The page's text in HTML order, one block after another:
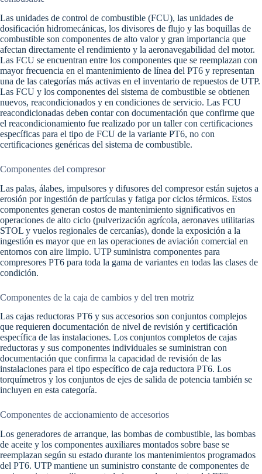
Las unidades de control de combustible (FCU), las unidades de
dosificación hidromecánicas, los divisores de flujo y las boquillas de
combustible son componentes de alto valor y gran importancia que
afectan directamente el rendimiento y la aeronavegabilidad del motor.
Las FCU se encuentran entre los componentes que se reemplazan con
mayor frecuencia en el mantenimiento de línea del PT6 y representan
una de las categorías más activas en el inventario de repuestos de UTP.
Las FCU y los componentes del sistema de combustible se obtienen
nuevos, reacondicionados y en condiciones de servicio. Las FCU
reacondicionadas deben contar con documentación que confirme que
el reacondicionamiento fue realizado por un taller con certificaciones
específicas para el tipo de FCU de la variante PT6, no con
certificaciones genéricas del sistema de combustible.
Componentes del compresor
Las palas, álabes, impulsores y difusores del compresor están sujetos a
erosión por ingestión de partículas y fatiga por ciclos térmicos. Estos
componentes generan costos de mantenimiento significativos en
operaciones de alto ciclo (pulverización agrícola, aeronaves utilitarias
STOL y vuelos regionales de cercanías), donde la exposición a la
ingestión es mayor que en las operaciones de aviación comercial en
entornos con aire limpio. UTP suministra componentes para
compresores PT6 para toda la gama de variantes en todas las clases de
condición.
Componentes de la caja de cambios y del tren motriz
Las cajas reductoras PT6 y sus accesorios son conjuntos complejos
que requieren documentación de nivel de revisión y certificación
específica de las instalaciones. Los conjuntos completos de cajas
reductoras y sus componentes individuales se suministran con
documentación que confirma la capacidad de revisión de las
instalaciones para el tipo específico de caja reductora PT6. Los
torquímetros y los conjuntos de ejes de salida de potencia también se
incluyen en esta categoría.
Componentes de accionamiento de accesorios
Los generadores de arranque, las bombas de combustible, las bombas
de aceite y los componentes auxiliares montados sobre base se
reemplazan según su estado durante los mantenimientos programados
del PT6. UTP mantiene un suministro constante de componentes de